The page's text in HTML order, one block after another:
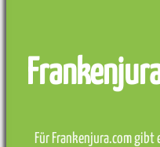
Für Frankenjura.com gibt